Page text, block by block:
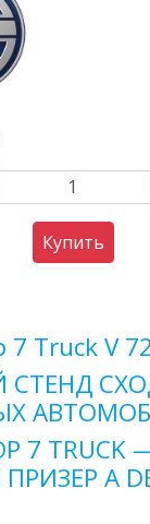
Купить
7 Truck V
7 TRUCK
A